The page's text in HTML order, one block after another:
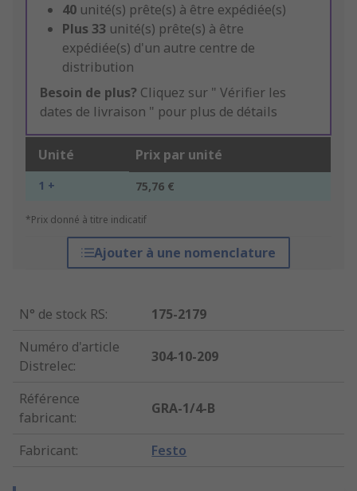
40 unité(s) prête(s) à être expédiée(s)
Plus 33 unité(s) prête(s) à être
expédiée(s) d'un autre centre de
distribution
Besoin de plus? Cliquez sur " Vérifier les
dates de livraison " pour plus de détails
Unité Prix par unité
1 + 75,76 €
*Prix donné à titre indicatif
Ajouter à une nomenclature
N° de stock RS:
175-2179
Numéro d'article
Distrelec:
304-10-209
Référence
fabricant:
GRA-1/4-B
Fabricant: Festo